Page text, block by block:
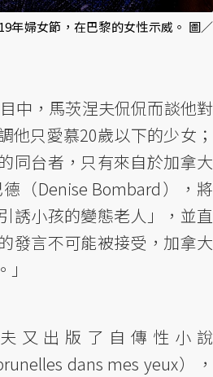
年婦女節，在巴黎的女性示威。 圖／
中，馬茨涅夫侃侃而談他對
他只愛慕20歲以下的少女；
同台者，只有來自於加拿大
（Denise Bombard），將
誘小孩的變態老人」，並直
發言不可能被接受，加拿大
又出版了自傳性小說
dans mes yeux），